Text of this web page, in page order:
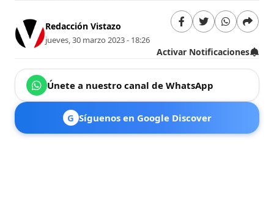
Redacción Vistazo
jueves, 30 marzo 2023 - 18:26
Activar Notificaciones
Únete a nuestro canal de WhatsApp
G Síguenos en Google Discover